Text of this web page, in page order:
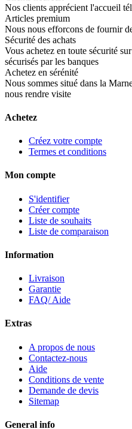
Nos clients apprécient l'accueil
Articles premium
Nous nous efforcons de fournir
Sécurité des achats
Vous achetez en toute sécurité
sécurisés par les banques
Achetez en sérénité
Nous sommes situé dans la
nous rendre visite
Achetez
Créez votre compte
Termes et conditions
Mon compte
S'identifier
Créer compte
Liste de souhaits
Liste de comparaison
Information
Livraison
Garantie
FAQ/ Aide
Extras
A propos de nous
Contactez-nous
Aide
Conditions de vente
Demande de devis
Sitemap
General info